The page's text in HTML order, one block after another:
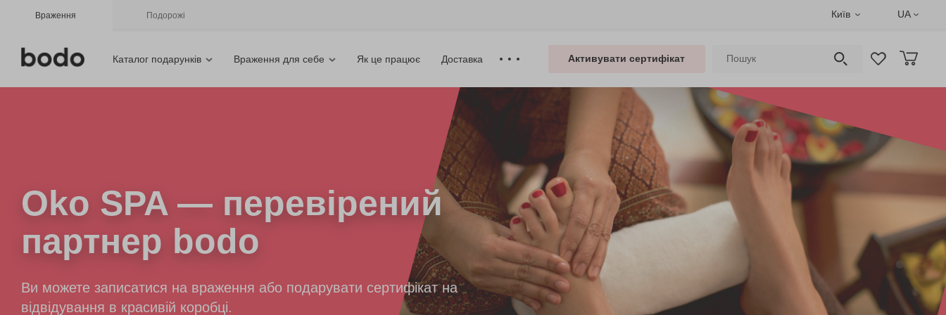
Враження Подорожі Київ UA
Каталог подарунків Враження для себе Як це працює Доставка Активувати сертифікат
Oko SPA— перевірений
партнер bodo
Ви можете записатися на враження або подарувати сертифікат на
відвідування в красивій коробці.